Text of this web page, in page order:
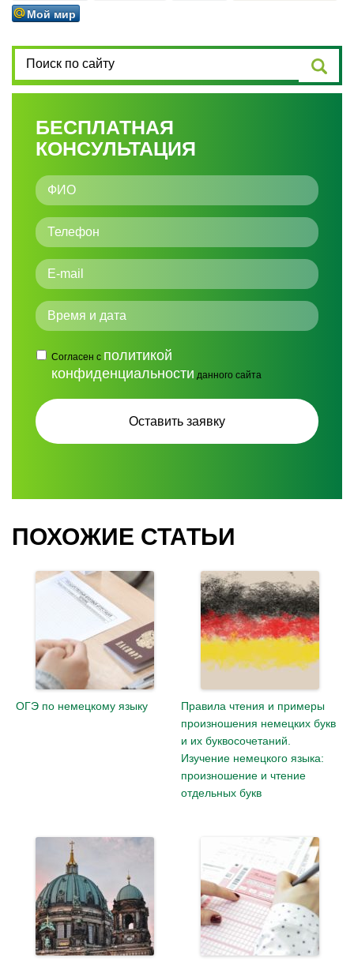
Мой мир
БЕСПЛАТНАЯ
КОНСУЛЬТАЦИЯ
Согласен с политикой
конфиденциальности данного сайта
ПОХОЖИЕ СТАТЬИ
ОГЭ по немецкому языку
Правила чтения и примеры
произношения немецких букв
и их буквосочетаний.
Изучение немецкого языка:
произношение и чтение
отдельных букв